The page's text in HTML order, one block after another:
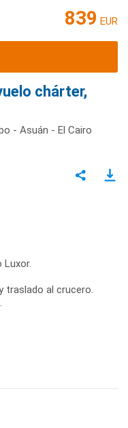
839 EUR
chárter,
- Asuán - El Cairo
traslado al crucero.